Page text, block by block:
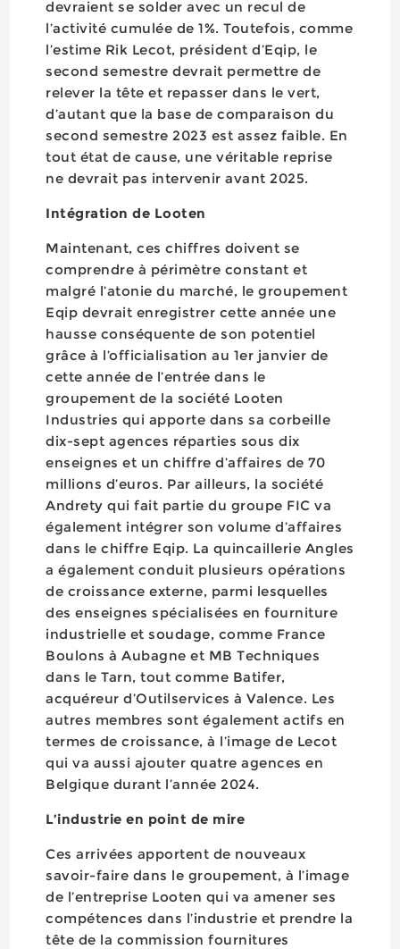
devraient se solder avec un recul de
l’activité cumulée de 1%. Toutefois, comme
l’estime Rik Lecot, président d’Eqip, le
second semestre devrait permettre de
relever la tête et repasser dans le vert,
d’autant que la base de comparaison du
second semestre 2023 est assez faible. En
tout état de cause, une véritable reprise
ne devrait pas intervenir avant 2025.
Intégration de Looten
Maintenant, ces chiffres doivent se
comprendre à périmètre constant et
malgré l’atonie du marché, le groupement
Eqip devrait enregistrer cette année une
hausse conséquente de son potentiel
grâce à l’officialisation au 1er janvier de
cette année de l’entrée dans le
groupement de la société Looten
Industries qui apporte dans sa corbeille
dix-sept agences réparties sous dix
enseignes et un chiffre d’affaires de 70
millions d’euros. Par ailleurs, la société
Andrety qui fait partie du groupe FIC va
également intégrer son volume d’affaires
dans le chiffre Eqip. La quincaillerie Angles
a également conduit plusieurs opérations
de croissance externe, parmi lesquelles
des enseignes spécialisées en fourniture
industrielle et soudage, comme France
Boulons à Aubagne et MB Techniques
dans le Tarn, tout comme Batifer,
acquéreur d’Outilservices à Valence. Les
autres membres sont également actifs en
termes de croissance, à l’image de Lecot
qui va aussi ajouter quatre agences en
Belgique durant l’année 2024.
L’industrie en point de mire
Ces arrivées apportent de nouveaux
savoir-faire dans le groupement, à l’image
de l’entreprise Looten qui va amener ses
compétences dans l’industrie et prendre la
tête de la commission fournitures